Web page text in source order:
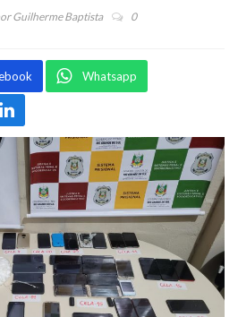
Guilherme Baptista 0
Whatsapp